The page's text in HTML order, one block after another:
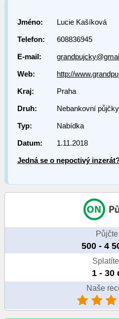
Jméno: Lucie Kašíková
Telefon: 608836945
E-mail:
Web: http://
Kraj: Praha
Druh: Nebankovní půjčky
Typ: Nabídka
Datum: 1.11.2018
Jedná se o nepoctivý
500 - 4
1 - 30
Naše